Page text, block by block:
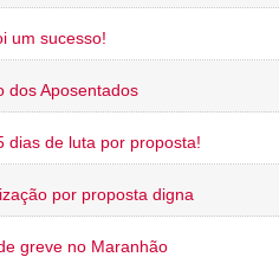
um sucesso!
dos Aposentados
dias de luta por proposta!
por proposta digna
greve no Maranhão